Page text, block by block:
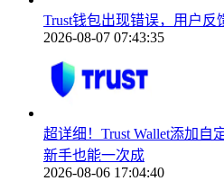
Trust钱包出现错误，用户
2026-08-07 07:43:35
超详细！Trust Wallet添加自
新手也能一次成
2026-08-06 17:04:40